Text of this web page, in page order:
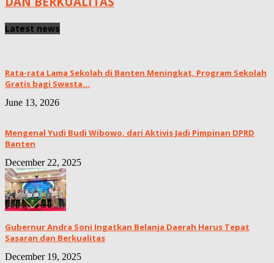
Latest news
Rata-rata Lama Sekolah di Banten Meningkat, ‎Program Sekolah
Gratis bagi Swasta...
June 13, 2026
Mengenal Yudi Budi Wibowo, dari Aktivis Jadi Pimpinan DPRD
Banten
December 22, 2025
Gubernur Andra Soni Ingatkan Belanja Daerah Harus Tepat
Sasaran dan Berkualitas
December 19, 2025